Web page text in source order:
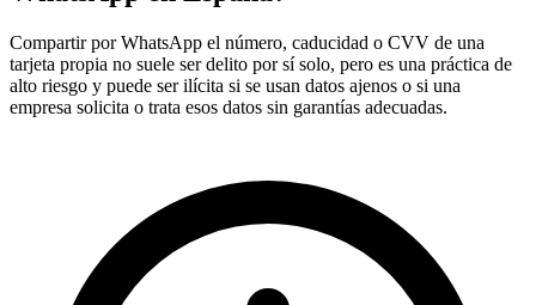
Compartir por WhatsApp el número, caducidad o CVV de una
tarjeta propia no suele ser delito por sí solo, pero es una práctica de
alto riesgo y puede ser ilícita si se usan datos ajenos o si una
empresa solicita o trata esos datos sin garantías adecuadas.